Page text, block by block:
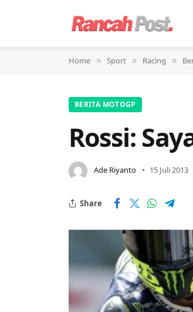
Home » Sport » Racing »
BERITA MOTOGP
Rossi:
Ade Riyanto 15 Juli 2013
Share